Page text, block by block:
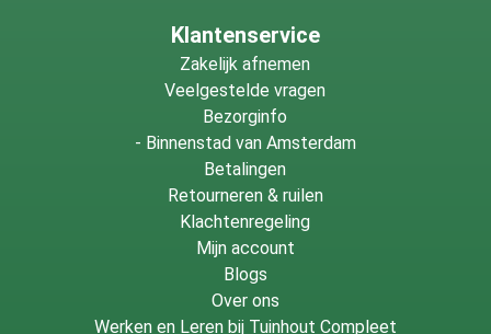
Remmers HK-lazuur licht eiken. Als u de eiken balken wilt
laten zagen rekenen wij per zaaghandeling €2,50.
Klantenservice
Zakelijk afnemen
Veelgestelde vragen
Bezorginfo
- Binnenstad van Amsterdam
Betalingen
Retourneren & ruilen
Klachtenregeling
Mijn account
Blogs
Over ons
Werken en Leren bij Tuinhout Compleet